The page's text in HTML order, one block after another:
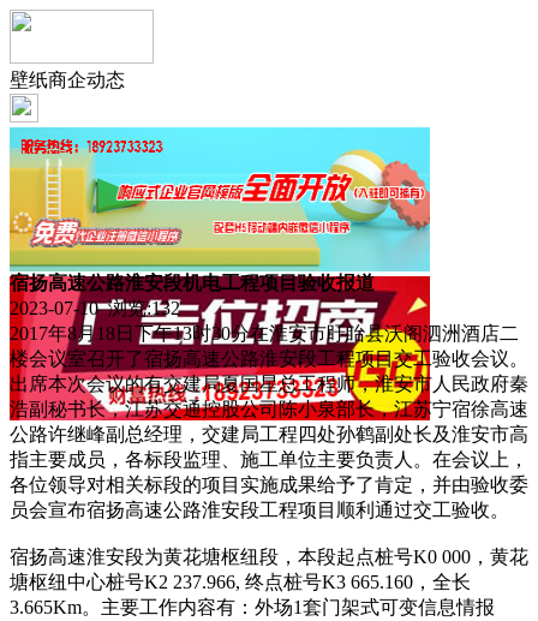
壁纸商企动态
宿扬高速公路淮安段机电工程项目验收报道
2023-07-10 浏览:132
2017年8月18日下午13时30分在淮安市盱眙县沃阁泗洲酒店二
楼会议室召开了宿扬高速公路淮安段工程项目交工验收会议。
出席本次会议的有交建局夏国星总工程师，淮安市人民政府秦
浩副秘书长，江苏交通控股公司陈小泉部长，江苏宁宿徐高速
公路许继峰副总经理，交建局工程四处孙鹤副处长及淮安市高
指主要成员，各标段监理、施工单位主要负责人。在会议上，
各位领导对相关标段的项目实施成果给予了肯定，并由验收委
员会宣布宿扬高速公路淮安段工程项目顺利通过交工验收。
宿扬高速淮安段为黄花塘枢纽段，本段起点桩号K0 000，黄花
塘枢纽中心桩号K2 237.966, 终点桩号K3 665.160，全长
3.665Km。主要工作内容有：外场1套门架式可变信息情报